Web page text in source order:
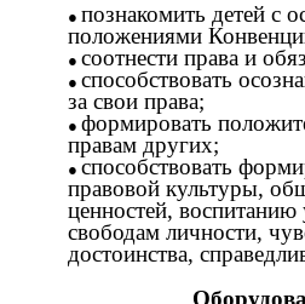
познакомить детей с
положениями
соотнести права и
способствовать
за свои права;
формировать
правам других;
способствовать
правовой культуры,
ценностей,
свободам личности,
достоинства,